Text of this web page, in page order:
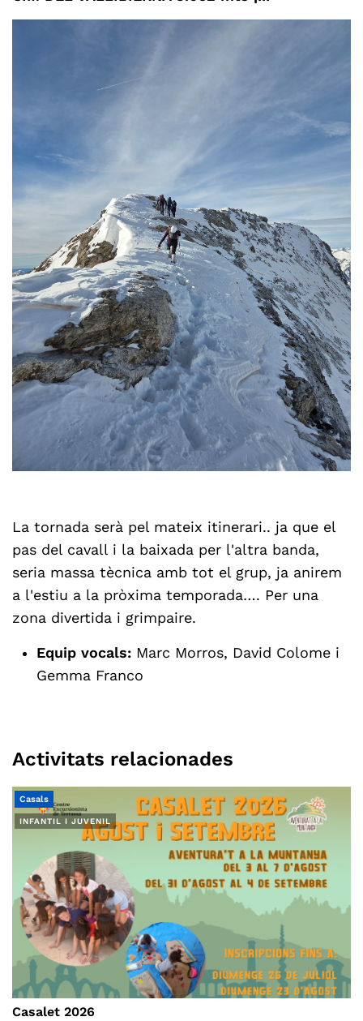
La tornada serà pel mateix itinerari.. ja que el
pas del cavall i la baixada per l'altra banda,
seria massa tècnica amb tot el grup, ja anirem
a l'estiu a la pròxima temporada…. Per una
zona divertida i grimpaire.
Equip vocals: Marc Morros, David Colome i
Gemma Franco
Activitats relacionades
INFANTIL I JUVENIL
Casals
Casalet 2026